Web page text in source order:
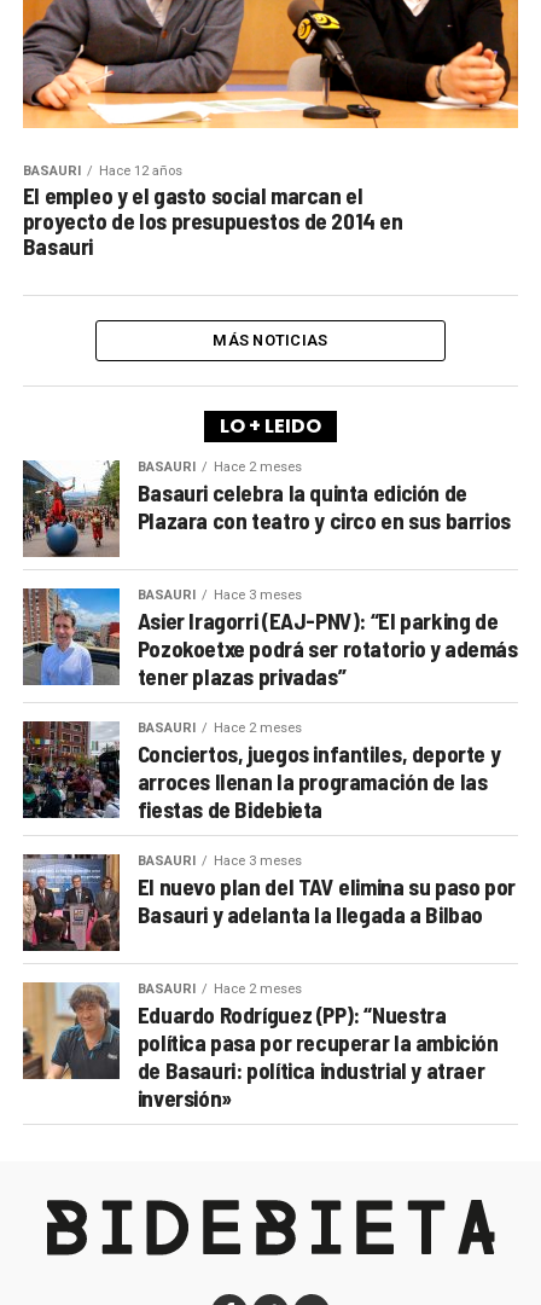
BASAURI Hace 12 años
El empleo y el gasto social marcan el
proyecto de los presupuestos de 2014 en
Basauri
MÁS NOTICIAS
LO + LEIDO
BASAURI Hace 2 meses
Basauri celebra la quinta edición de
Plazara con teatro y circo en sus barrios
BASAURI Hace 3 meses
Asier Iragorri (EAJ-PNV): “El parking de
Pozokoetxe podrá ser rotatorio y además
tener plazas privadas”
BASAURI Hace 2 meses
Conciertos, juegos infantiles, deporte y
arroces llenan la programación de las
fiestas de Bidebieta
BASAURI Hace 3 meses
El nuevo plan del TAV elimina su paso por
Basauri y adelanta la llegada a Bilbao
BASAURI Hace 2 meses
Eduardo Rodríguez (PP): “Nuestra
política pasa por recuperar la ambición
de Basauri: política industrial y atraer
inversión»